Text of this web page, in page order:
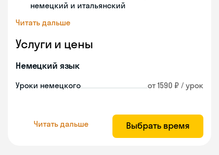
немецкий и итальянский
Читать дальше
Услуги и цены
Немецкий язык
Уроки немецкого от 1590 ₽ / урок
Читать дальше Выбрать время